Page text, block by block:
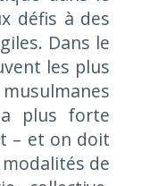
défis à des
Dans le
les plus
plus forte
– et on doit
de